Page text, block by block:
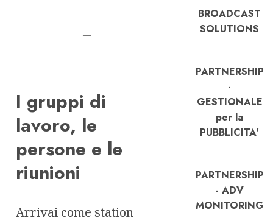
—
I gruppi di
lavoro, le
persone e le
riunioni
Arrivai come station
BROADCAST
SOLUTIONS
PARTNERSHIP
-
GESTIONALE
per la
PUBBLICITA'
PARTNERSHIP
- ADV
MONITORING